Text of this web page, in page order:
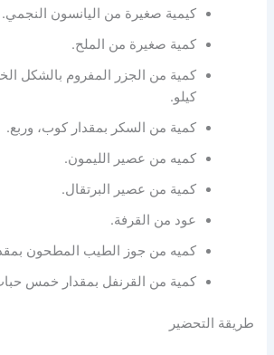
كيمية صغيرة من اليانسون النجمي.
كمية صغيرة من الملح.
كمية من الجزر المفروم بالشكل
كيلو.
كمية من السكر بمقدار كوب، وربع.
كميه من عصير الليمون.
كمية من عصير البرتقال.
عود من القرفة.
كميه من جوز الطيب المطحون
كمية من القرنفل بمقدار خمس
طريقة التحضير